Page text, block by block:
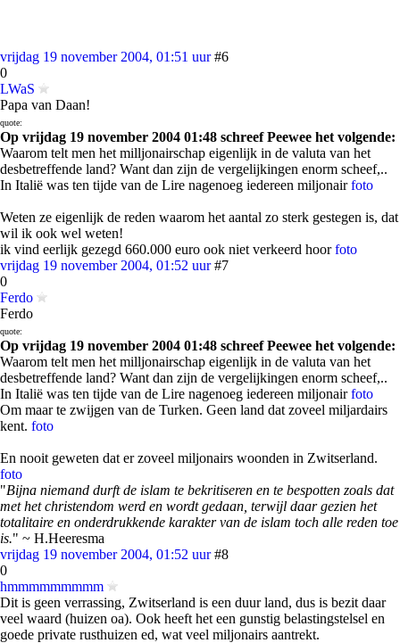
vrijdag 19 november 2004, 01:51 uur #6
0
LWaS
Papa van Daan!
quote:
Op vrijdag 19 november 2004 01:48 schreef Peewee het volgende:
Waarom telt men het milljonairschap eigenlijk in de valuta van het
desbetreffende land? Want dan zijn de vergelijkingen enorm scheef,..
In Italië was ten tijde van de Lire nagenoeg iedereen miljonairfoto
Weten ze eigenlijk de reden waarom het aantal zo sterk gestegen is, dat
wil ik ook wel weten!
ik vind eerlijk gezegd 660.000 euro ook niet verkeerd hoorfoto
vrijdag 19 november 2004, 01:52 uur #7
0
Ferdo
Ferdo
quote:
Op vrijdag 19 november 2004 01:48 schreef Peewee het volgende:
Waarom telt men het milljonairschap eigenlijk in de valuta van het
desbetreffende land? Want dan zijn de vergelijkingen enorm scheef,..
In Italië was ten tijde van de Lire nagenoeg iedereen miljonairfoto
Om maar te zwijgen van de Turken. Geen land dat zoveel miljardairs
kent. foto
En nooit geweten dat er zoveel miljonairs woonden in Zwitserland.
foto
"Bijna niemand durft de islam te bekritiseren en te bespotten zoals dat
met het christendom werd en wordt gedaan, terwijl daar gezien het
totalitaire en onderdrukkende karakter van de islam toch alle reden toe
is." ~ H.Heeresma
vrijdag 19 november 2004, 01:52 uur #8
0
hmmmmmmmmm
Dit is geen verrassing, Zwitserland is een duur land, dus is bezit daar
veel waard (huizen oa). Ook heeft het een gunstig belastingstelsel en
goede private rusthuizen ed, wat veel miljonairs aantrekt.